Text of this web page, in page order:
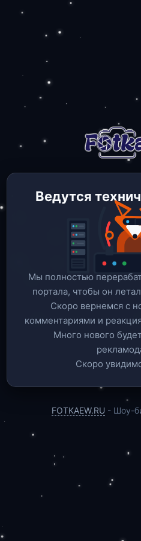
Ведутся
Мы полностью
портала, чтобы он
Скоро вернемся c
комментариями и
Много нового
Скоро
FOTKAEW.RU - Шоу-